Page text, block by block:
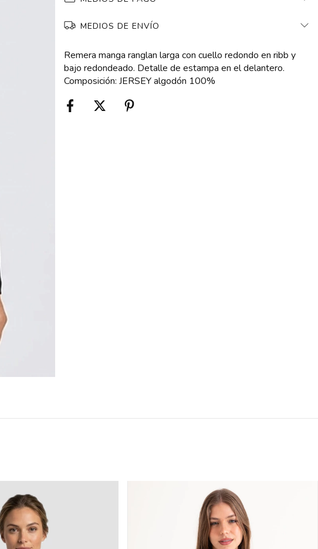
MEDIOS DE ENVÍO
Remera manga ranglan larga con cuello redondo en ribb y
bajo redondeado. Detalle de estampa en el delantero.
Composición: JERSEY algodón 100%